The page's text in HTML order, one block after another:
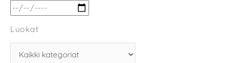
Luokat